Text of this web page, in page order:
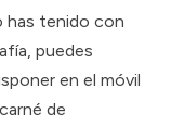
has tenido con
puedes
en el móvil
de